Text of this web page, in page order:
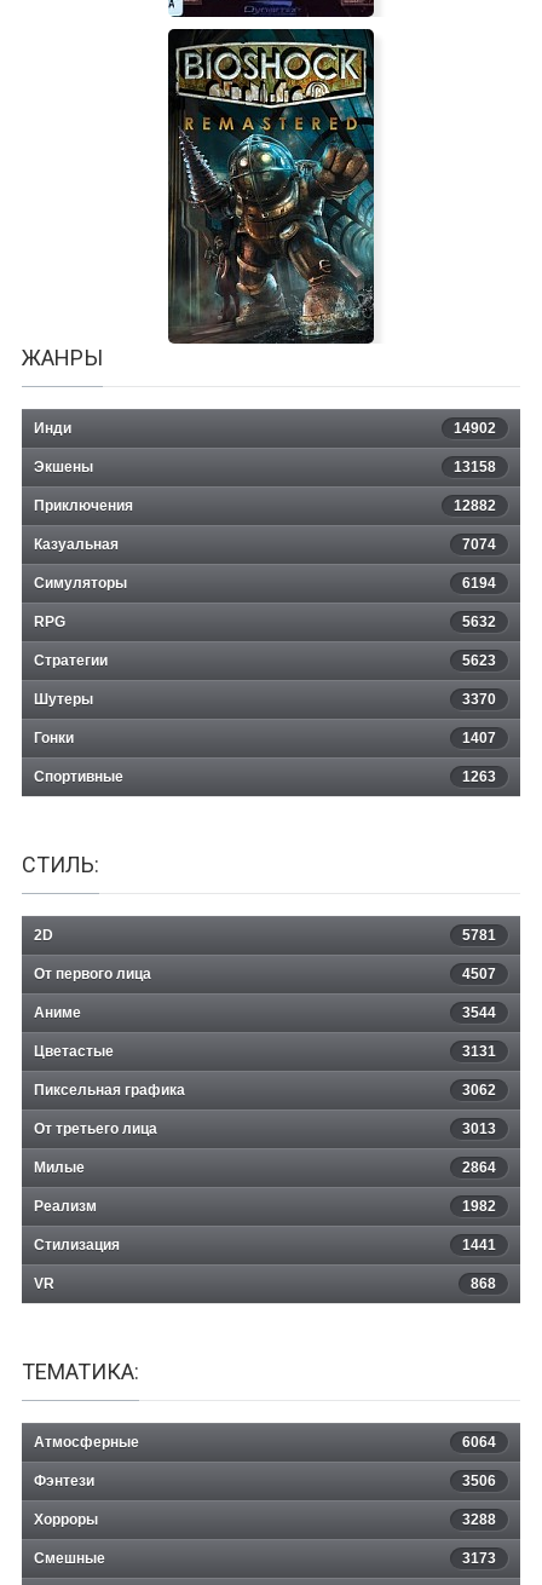
Betrayal at Krondor
ЖАНРЫ
Инди 14902
Экшены 13158
Приключения 12882
Казуальная 7074
Симуляторы 6194
RPG 5632
Стратегии 5623
Шутеры 3370
Гонки 1407
Спортивные 1263
СТИЛЬ:
2D 5781
От первого лица 4507
Аниме 3544
Цветастые 3131
Пиксельная графика 3062
От третьего лица 3013
Милые 2864
Реализм 1982
Стилизация 1441
VR 868
ТЕМАТИКА:
Атмосферные 6064
Фэнтези 3506
Хорроры 3288
Смешные 3173